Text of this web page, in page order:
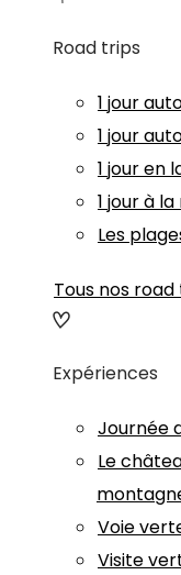
Road trips
1 jour
1 jour
1 jour en
1 jour à
Les
Tous nos
Expériences
Journée
Le
Voie
Visite